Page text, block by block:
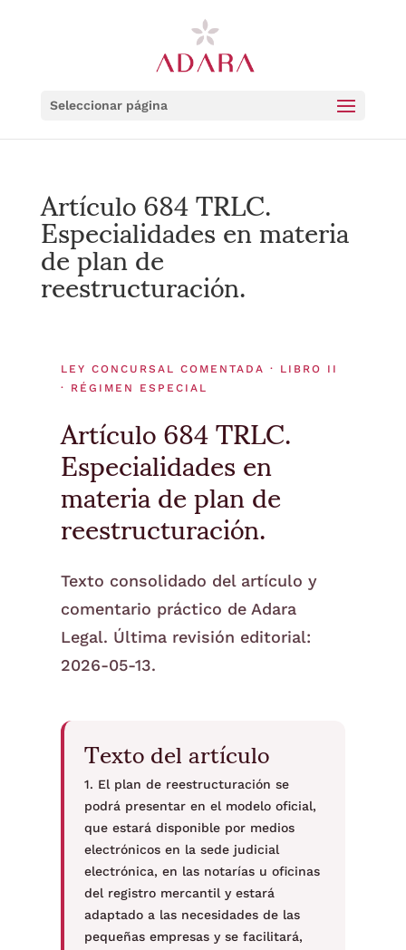
Seleccionar página
Artículo 684 TRLC.
Especialidades en materia
de plan de
reestructuración.
LEY CONCURSAL COMENTADA · LIBRO II
· RÉGIMEN ESPECIAL
Artículo 684 TRLC.
Especialidades en
materia de plan de
reestructuración.
Texto consolidado del artículo y
comentario práctico de Adara
Legal. Última revisión editorial:
2026-05-13.
Texto del artículo
1. El plan de reestructuración se
podrá presentar en el modelo oficial,
que estará disponible por medios
electrónicos en la sede judicial
electrónica, en las notarías u oficinas
del registro mercantil y estará
adaptado a las necesidades de las
pequeñas empresas y se facilitará,